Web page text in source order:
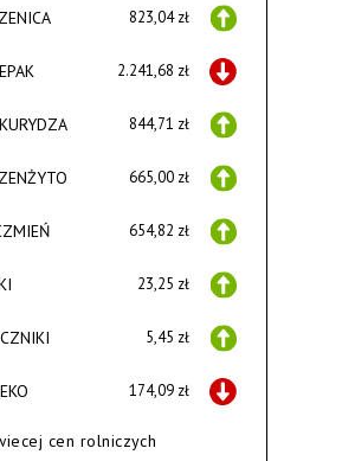
823,04 zł
2.241,68 zł
844,71 zł
665,00 zł
654,82 zł
23,25 zł
5,45 zł
174,09 zł
cen rolniczych